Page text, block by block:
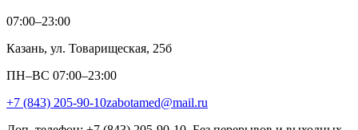
07:00–23:00
Казань, ул. Товарищеская, 25б
ПН–ВС 07:00–23:00
+7 (843) 205-90-10zabotamed@mail.ru